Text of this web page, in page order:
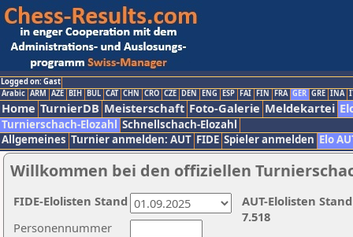
Logged on: Gast
Arabic ARM AZE BIH BUL CAT CHN CRO CZE DEN ENG ESP FAI FIN FRA GER GRE INA
Home TurnierDB Meisterschaft Foto-Galerie Meldekartei
Turnierschach-Elozahl Schnellschach-Elozahl
Allgemeines Turnier anmelden: AUT FIDE Spieler anmelden Elo
Willkommen bei den offiziellen
Personennummer
AUT-Elolisten
7.518
FIDE-Elolisten Stand